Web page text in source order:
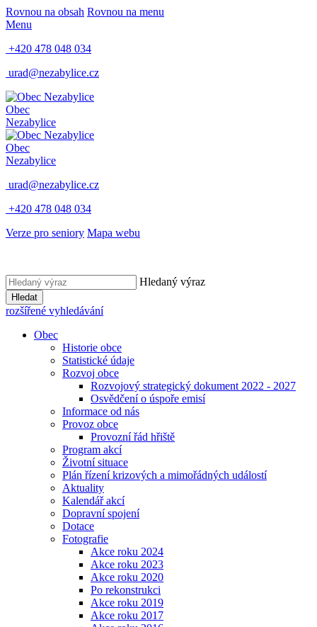
Rovnou na obsah Rovnou na menu
Menu
+420 478 048 034
urad@nezabylice.cz
Obec
Nezabylice
Obec
Nezabylice
urad@nezabylice.cz
+420 478 048 034
Verze pro seniory Mapa webu
Hledaný výraz
Hledat
rozšířené vyhledávání
Obec
Historie obce
Statistické údaje
Rozvoj obce
Rozvojový strategický dokument 2022 - 2027
Osvědčení o úspoře emisí
Informace od nás
Provoz obce
Provozní řád hřiště
Program akcí
Životní situace
Plán řízení krizových a mimořádných událostí
Aktuality
Kalendář akcí
Dopravní spojení
Dotace
Fotografie
Akce roku 2024
Akce roku 2023
Akce roku 2020
Po rekonstrukci
Akce roku 2019
Akce roku 2017